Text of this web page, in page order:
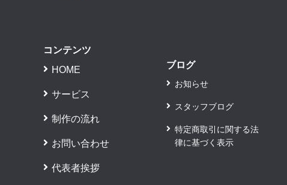
コンテンツ
HOME
サービス
制作の流れ
お問い合わせ
代表者挨拶
ブログ
お知らせ
スタッフブログ
特定商取引に関する法
律に基づく表示